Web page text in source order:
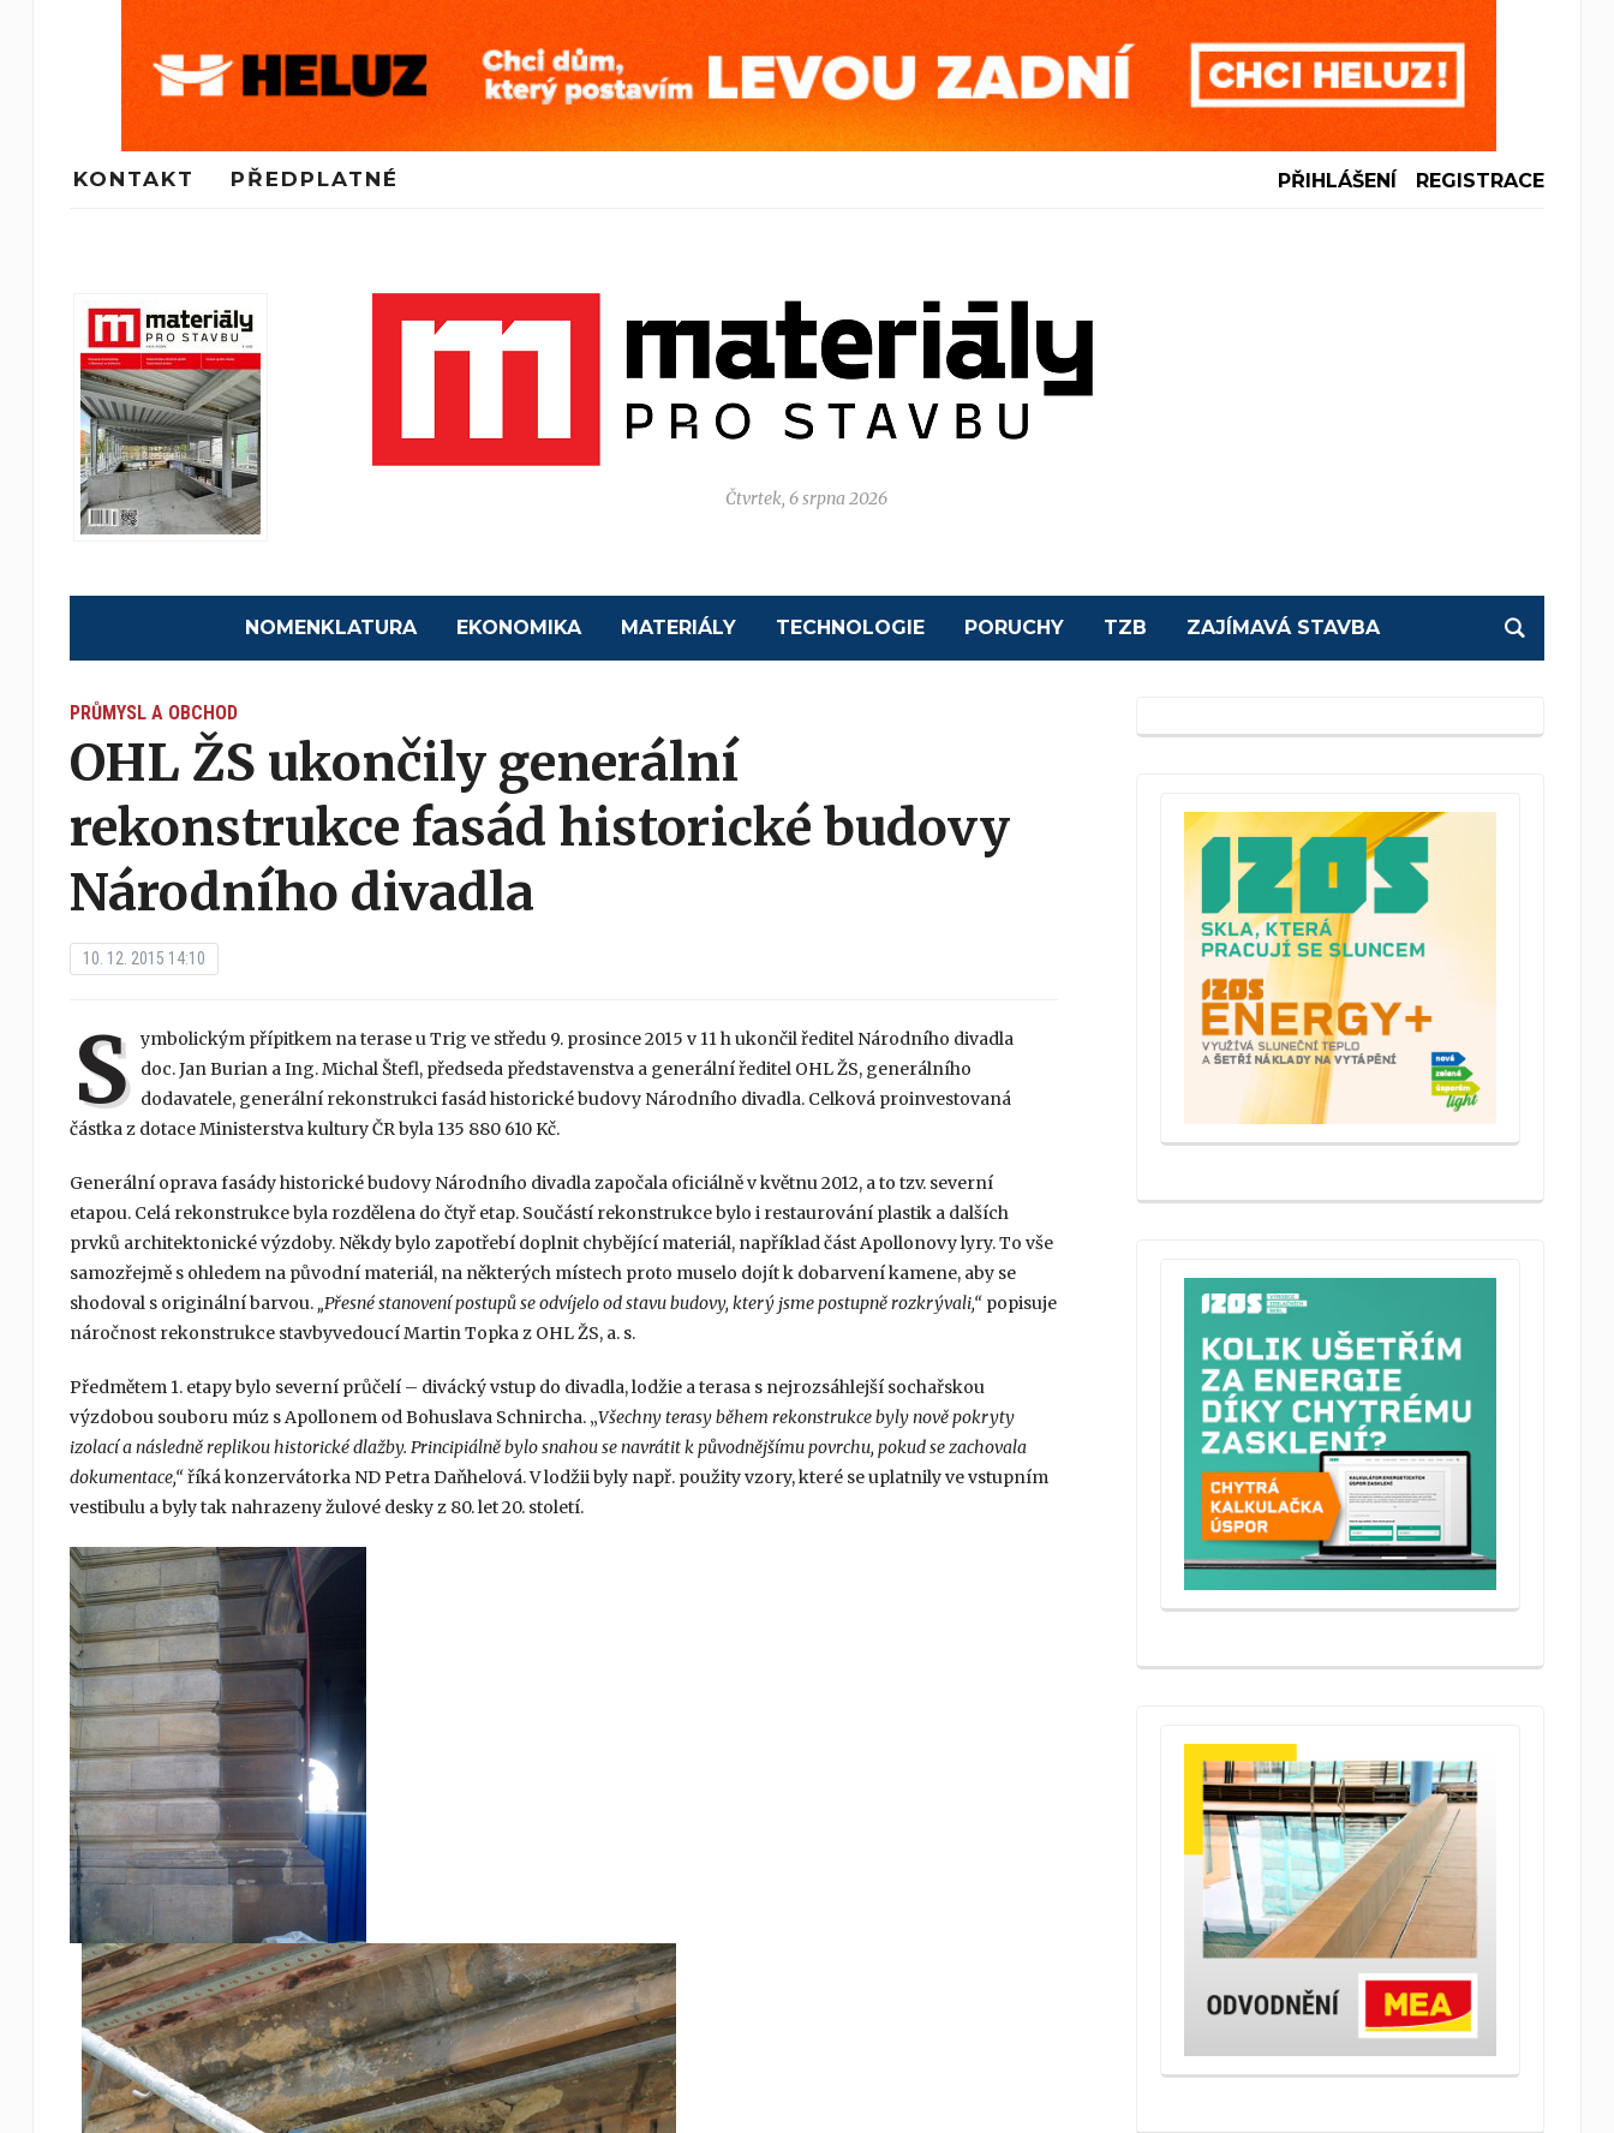
KONTAKT PŘEDPLATNÉ PŘIHLÁŠENÍ REGISTRACE
Čtvrtek, 6 srpna 2026
NOMENKLATURA EKONOMIKA MATERIÁLY TECHNOLOGIE PORUCHY TZB ZAJÍMAVÁ STAVBA
PRŮMYSL A OBCHOD
OHL ŽS ukončily generální
rekonstrukce fasád historické budovy
Národního divadla
10. 12. 2015 14:10
S ymbolickým přípitkem na terase u Trig ve středu 9. prosince 2015 v 11 h ukončil ředitel Národního divadla
doc. Jan Burian a Ing. Michal Štefl, předseda představenstva a generální ředitel OHL ŽS, generálního
dodavatele, generální rekonstrukci fasád historické budovy Národního divadla. Celková proinvestovaná
částka z dotace Ministerstva kultury ČR byla 135 880 610 Kč.
Generální oprava fasády historické budovy Národního divadla započala oficiálně v květnu 2012, a to tzv. severní
etapou. Celá rekonstrukce byla rozdělena do čtyř etap. Součástí rekonstrukce bylo i restaurování plastik a dalších
prvků architektonické výzdoby. Někdy bylo zapotřebí doplnit chybějící materiál, například část Apollonovy lyry. To vše
samozřejmě s ohledem na původní materiál, na některých místech proto muselo dojít k dobarvení kamene, aby se
shodoval s originální barvou. „Přesné stanovení postupů se odvíjelo od stavu budovy, který jsme postupně rozkrývali,“ popisuje
náročnost rekonstrukce stavbyvedoucí Martin Topka z OHL ŽS, a. s.
Předmětem 1. etapy bylo severní průčelí – divácký vstup do divadla, lodžie a terasa s nejrozsáhlejší sochařskou
výzdobou souboru múz s Apollonem od Bohuslava Schnircha. „Všechny terasy během rekonstrukce byly nově pokryty
izolací a následně replikou historické dlažby. Principiálně bylo snahou se navrátit k původnějšímu povrchu, pokud se zachovala
dokumentace,“ říká konzervátorka ND Petra Daňhelová. V lodžii byly např. použity vzory, které se uplatnily ve vstupním
vestibulu a byly tak nahrazeny žulové desky z 80. let 20. století.